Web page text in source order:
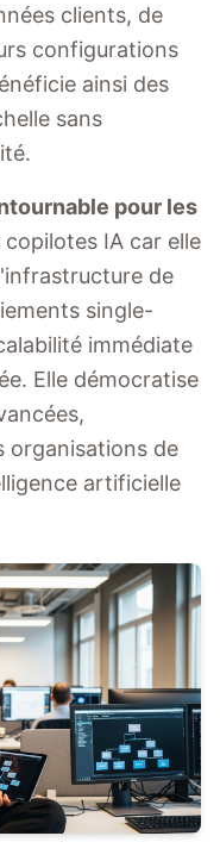
clients, de
configurations
ainsi des
sans
pour les
IA car elle
de
single-
immédiate
Elle démocratise
organisations de
artificielle